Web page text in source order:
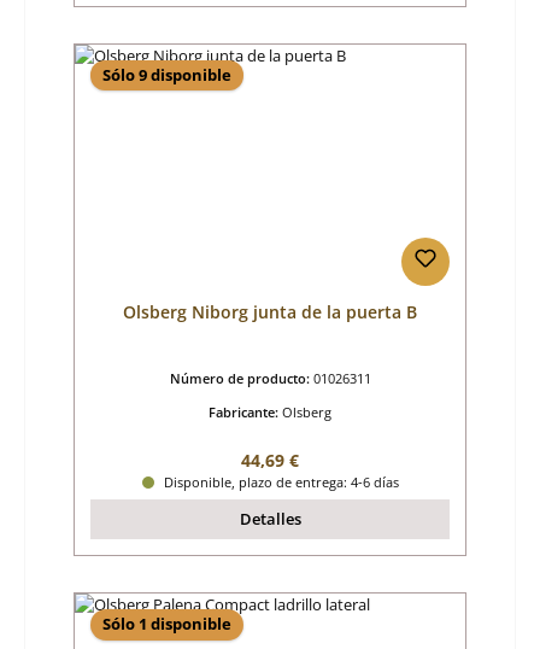
Sólo 9 disponible
Olsberg Niborg junta de la puerta B
Número de producto: 01026311
Fabricante: Olsberg
Precio normal:
44,69 €
Disponible, plazo de entrega: 4-6 días
Detalles
Sólo 1 disponible